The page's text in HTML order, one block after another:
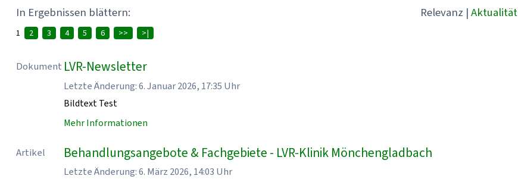
In Ergebnissen blättern:
Relevanz | Aktualität
1 2 3 4 5 6 >> >|
Dokument LVR-Newsletter
Letzte Änderung: 6. Januar 2026, 17:35 Uhr
Bildtext Test
Mehr Informationen
Artikel Behandlungsangebote & Fachgebiete - LVR-Klinik Mönchengladbach
Letzte Änderung: 6. März 2026, 14:03 Uhr